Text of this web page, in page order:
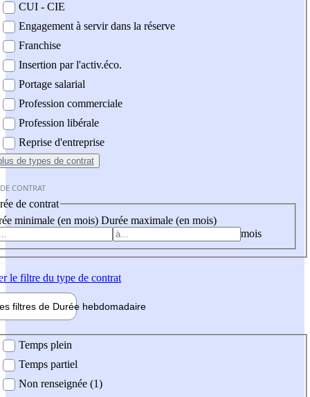
CUI - CIE
Engagement à servir dans la réserve
Franchise
Insertion par l'activ.éco.
Portage salarial
Profession commerciale
Profession libérale
Reprise d'entreprise
de types de contrat
CONTRAT
de contrat
minimale (en mois) Durée maximale (en mois)
mois
le filtre du type de contrat
filtres de Durée hebdomadaire
Temps plein
Temps partiel
Non renseignée (1)